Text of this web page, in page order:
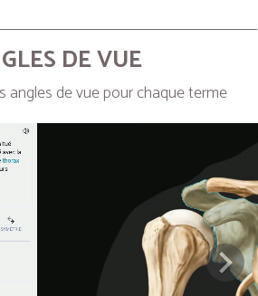
DE VUE
angles de vue pour chaque terme